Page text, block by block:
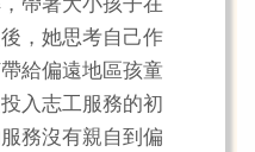
帶著大小孩子在
，她思考自己作
給偏遠地區孩童
入志工服務的初
務沒有親自到偏